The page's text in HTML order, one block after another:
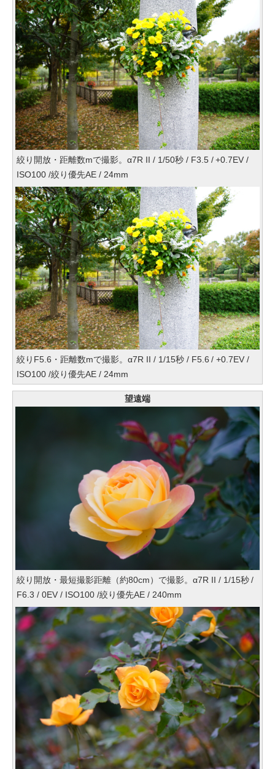
絞り開放・距離数mで撮影。α7R II / 1/50秒 / F3.5 / +0.7EV /
ISO100 /絞り優先AE / 24mm
絞りF5.6・距離数mで撮影。α7R II / 1/15秒 / F5.6 / +0.7EV /
ISO100 /絞り優先AE / 24mm
望遠端
絞り開放・最短撮影距離（約80cm）で撮影。α7R II / 1/15秒 /
F6.3 / 0EV / ISO100 /絞り優先AE / 240mm